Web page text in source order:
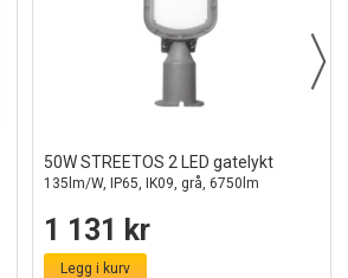
50W STREETOS 2 LED gatelykt
135lm/W, IP65, IK09, grå, 6750lm
1 131 kr
Legg i kurv